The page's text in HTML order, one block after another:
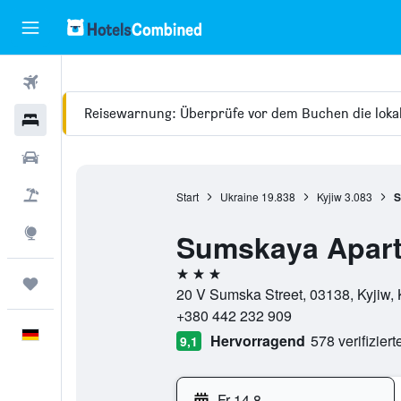
HotelsReisewarnung: Überprüfe vor dem Buchen die
Start Ukraine 19.838 Kyjiw 3.083
Sumskaya
3 Sterne
20 V Sumska Street, 03138, Kyjiw,
+380 442 232 909
9,1 Hervorragend 578